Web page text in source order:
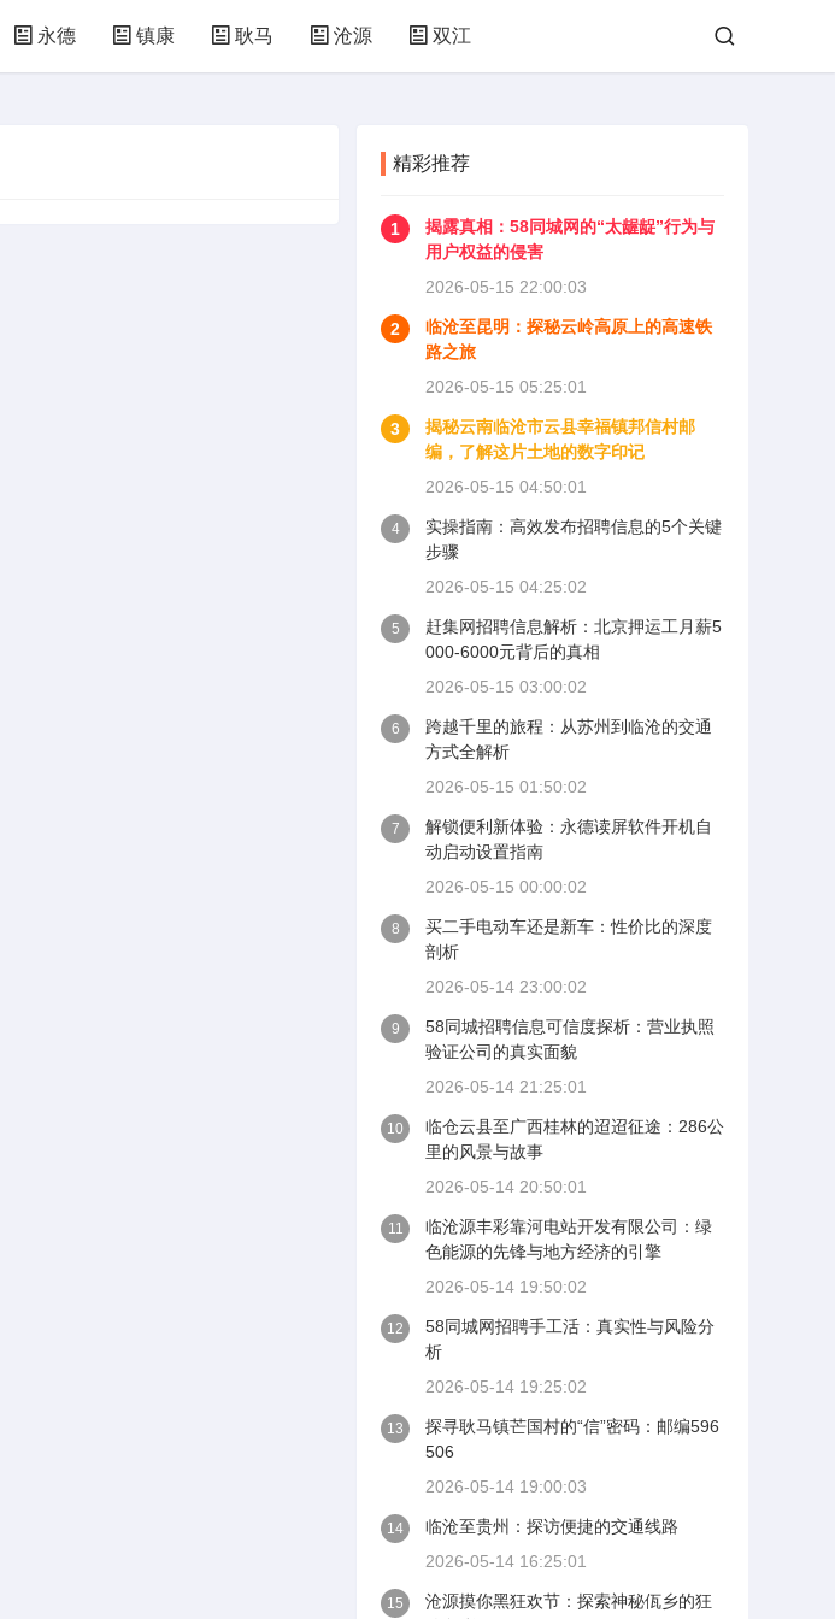
永德 镇康 耿马 沧源 双江
精彩推荐
1
揭露真相：58同城网的“太龌龊”行为与
用户权益的侵害
2026-05-15 22:00:03
2
临沧至昆明：探秘云岭高原上的高速铁
路之旅
2026-05-15 05:25:01
3
揭秘云南临沧市云县幸福镇邦信村邮
编，了解这片土地的数字印记
2026-05-15 04:50:01
4
实操指南：高效发布招聘信息的5个关键
步骤
2026-05-15 04:25:02
5
赶集网招聘信息解析：北京押运工月薪5
000-6000元背后的真相
2026-05-15 03:00:02
6
跨越千里的旅程：从苏州到临沧的交通
方式全解析
2026-05-15 01:50:02
7
解锁便利新体验：永德读屏软件开机自
动启动设置指南
2026-05-15 00:00:02
8
买二手电动车还是新车：性价比的深度
剖析
2026-05-14 23:00:02
9
58同城招聘信息可信度探析：营业执照
验证公司的真实面貌
2026-05-14 21:25:01
10
临仓云县至广西桂林的迢迢征途：286公
里的风景与故事
2026-05-14 20:50:01
11
临沧源丰彩靠河电站开发有限公司：绿
色能源的先锋与地方经济的引擎
2026-05-14 19:50:02
12
58同城网招聘手工活：真实性与风险分
析
2026-05-14 19:25:02
13
探寻耿马镇芒国村的“信”密码：邮编596
506
2026-05-14 19:00:03
14
临沧至贵州：探访便捷的交通线路
2026-05-14 16:25:01
15
沧源摸你黑狂欢节：探索神秘佤乡的狂